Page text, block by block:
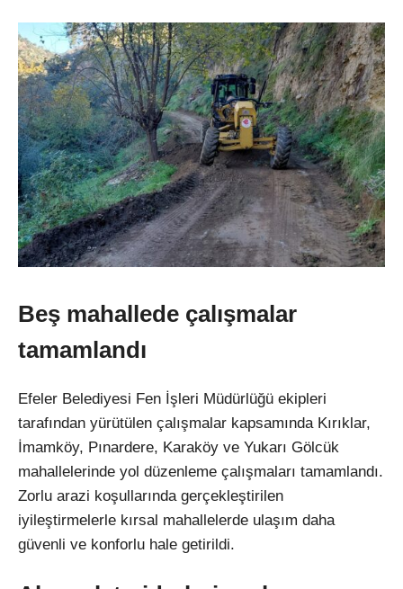
Beş mahallede çalışmalar
tamamlandı
Efeler Belediyesi Fen İşleri Müdürlüğü ekipleri
tarafından yürütülen çalışmalar kapsamında Kırıklar,
İmamköy, Pınardere, Karaköy ve Yukarı Gölcük
mahallelerinde yol düzenleme çalışmaları tamamlandı.
Zorlu arazi koşullarında gerçekleştirilen
iyileştirmelerle kırsal mahallelerde ulaşım daha
güvenli ve konforlu hale getirildi.